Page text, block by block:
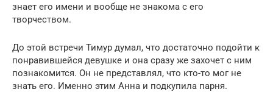
знает его имени и вообще не знакома с его
творчеством.
До этой встречи Тимур думал, что достаточно подойти к
понравившейся девушке и она сразу же захочет с ним
познакомится. Он не представлял, что кто-то мог не
знать его. Именно этим Анна и подкупила парня.